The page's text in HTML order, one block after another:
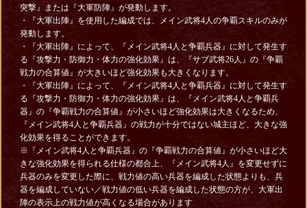
突撃』または『大軍防陣』が発動します。
・『大軍出陣』を使用した編成では、メイン武将4人の争覇スキルのみが
発動します。
・『大軍出陣』によって、『メイン武将4人と争覇兵器』に対して発生す
る『攻撃力・防御力・体力の強化効果』は、『サブ武将26人』の『争覇
戦力の合算値』が大きいほど強化効果も大きくなります。
・『大軍出陣』によって、『メイン武将4人と争覇兵器』に対して発生す
る『攻撃力・防御力・体力の強化効果』は、『メイン武将4人と争覇兵
器』の『争覇戦力の合算値』が小さいほど強化効果は大きくなるため、
『メイン武将4人と争覇兵器』の戦力が十分ではない城主ほど、大きな強
化効果を得ることができます。
※『メイン武将4人と争覇兵器』の『争覇戦力の合算値』が小さいほど大
きな強化効果を得られる仕様の都合上、『メイン武将4人』を変更せずに
兵器のみを変更した際に、戦力値の高い兵器を編成した状態よりも、兵
器を編成していない／戦力値の低い兵器を編成した状態の方が、大軍出
陣の表示上の戦力値が高くなる場合があります